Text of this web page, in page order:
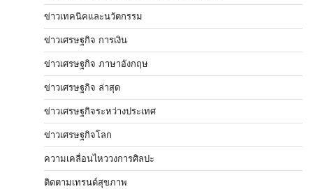
ข่าวเทคนิคและนวัตกรรม
ข่าวเศรษฐกิจ การเงิน
ข่าวเศรษฐกิจ ภาษาอังกฤษ
ข่าวเศรษฐกิจ ล่าสุด
ข่าวเศรษฐกิจระหว่างประเทศ
ข่าวเศรษฐกิจโลก
ความเคลื่อนไหววงการศิลปะ
ติดตามเทรนด์สุขภาพ